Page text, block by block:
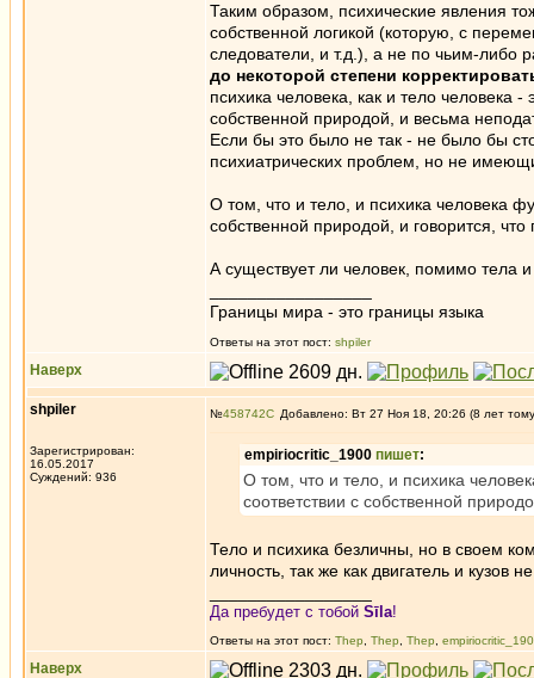
Таким образом, психические явления
собственной логикой (которую, с
следователи, и т.д.), а не по чьим-либо
до некоторой степени
психика человека, как и тело человека
собственной природой, и весьма
Если бы это было не так - не было бы
психиатрических проблем, но не
О том, что и тело, и психика человека
собственной природой, и говорится,
А существует ли человек, помимо тела
Границы мира - это границы языка
Ответы на этот пост: shpiler
Наверх
shpiler
Зарегистрирован:
16.05.2017
Суждений: 936
№458742 Добавлено: Вт 27 Ноя 18, 20:26 (8 лет
empiriocritic_1900 пишет:
О том, что и тело, и психика
соответствии с собственной
Тело и психика безличны, но в своем
личность, так же как двигатель и
Да пребудет с тобой Sīla!
Ответы на этот пост: Thep Thep Thep
Наверх